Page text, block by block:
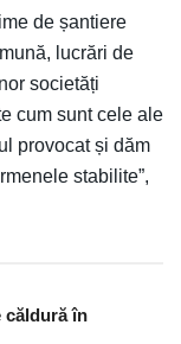
de șantiere
lucrări de
societăți
cum sunt cele ale
provocat și dăm
stabilite”,
căldură în